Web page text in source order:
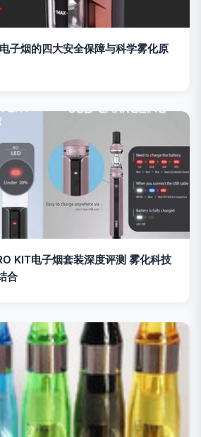
子烟的四大安全保障与科学雾化原
KIT电子烟套装深度评测 雾化科技
合